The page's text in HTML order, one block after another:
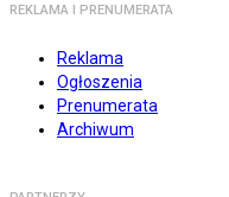
REKLAMA I PRENUMERATA
Reklama
Ogłoszenia
Prenumerata
Archiwum